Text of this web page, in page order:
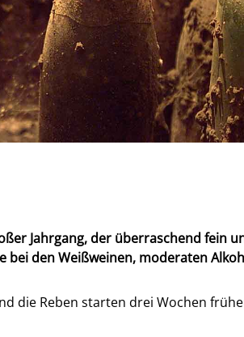
Jahrgang, der überraschend fein
den Weißweinen, moderaten
die Reben starten drei Wochen